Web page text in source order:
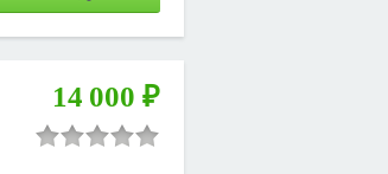
14 000 ₽